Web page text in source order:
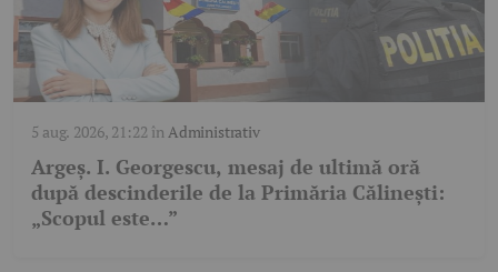
5 aug. 2026, 21:22 înAdministrativ
Argeș. I. Georgescu, mesaj de ultimă oră
după descinderile de la Primăria Călinești:
„Scopul este…”